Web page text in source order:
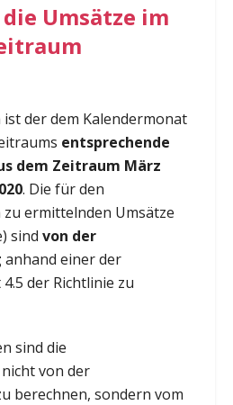
Umsätze im
der dem Kalendermonat
entsprechende
dem Zeitraum März
. Die für den
ermittelnden Umsätze
sind von der
anhand einer der
der Richtlinie zu
sind die
von der
berechnen, sondern vom